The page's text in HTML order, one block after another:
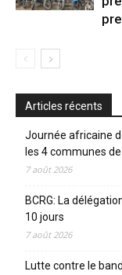
Articles récents
Journée africaine
les 4 communes
7 août 2026
BCRG: La
10 jours
7 août 2026
Lutte contre le